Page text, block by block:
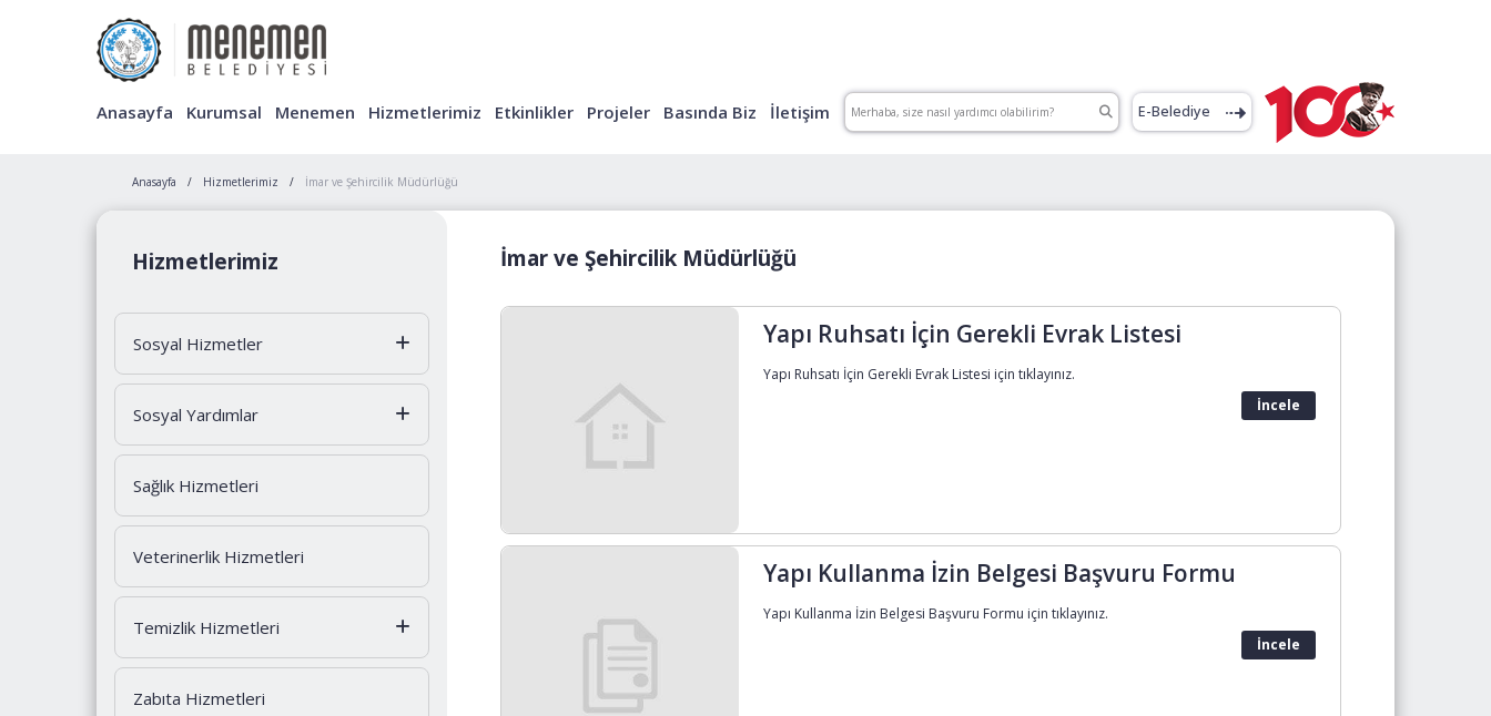
E-Belediye
Anasayfa Kurumsal Menemen Hizmetlerimiz Etkinlikler Projeler Basında Biz İletişim
Anasayfa Hizmetlerimiz İmar ve Şehircilik Müdürlüğü
Hizmetlerimiz
Sosyal Hizmetler
Sosyal Yardımlar
Sağlık Hizmetleri
Veterinerlik Hizmetleri
Temizlik Hizmetleri
Zabıta Hizmetleri
İmar ve Şehircilik Müdürlüğü
Yapı Ruhsatı İçin Gerekli Evrak Listesi
Yapı Ruhsatı İçin Gerekli Evrak Listesi için tıklayınız.
İncele
Yapı Kullanma İzin Belgesi Başvuru Formu
Yapı Kullanma İzin Belgesi Başvuru Formu için tıklayınız.
İncele